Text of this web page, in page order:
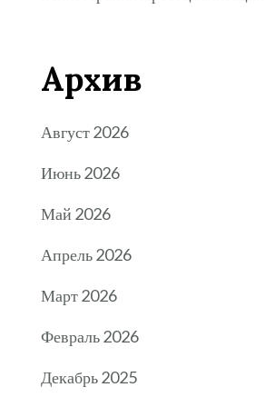
Архив
Август 2026
Июнь 2026
Май 2026
Апрель 2026
Март 2026
Февраль 2026
Декабрь 2025